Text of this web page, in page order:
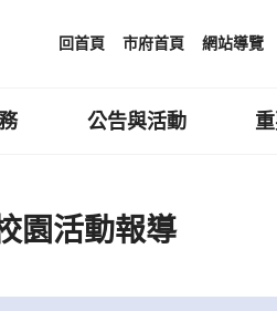
回首頁 市府首頁 網站導覽
公告與活動
園活動報導